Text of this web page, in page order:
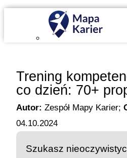
Trening
co dzień: 70+
Autor: Zespół Mapy Karier;
04.10.2024
Szukasz